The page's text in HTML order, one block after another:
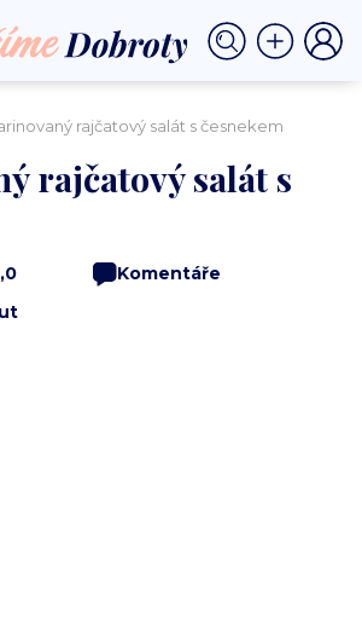
rajčatový salát s česnekem
rajčatový salát s
Komentáře